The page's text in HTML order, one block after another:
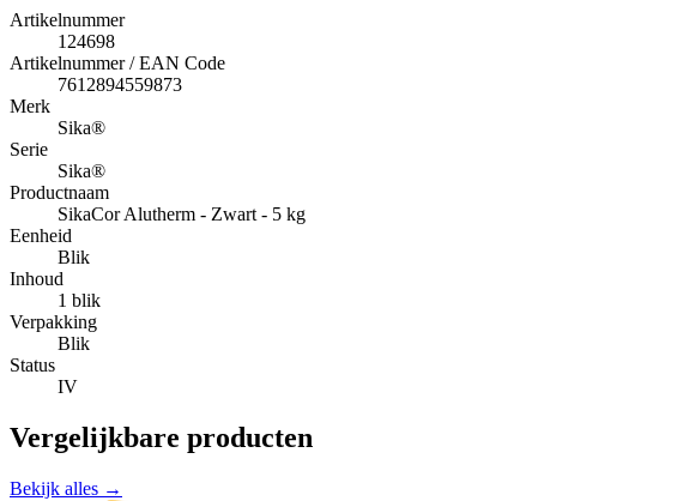
Artikelnummer
124698
Artikelnummer / EAN Code
7612894559873
Merk
Sika®
Serie
Sika®
Productnaam
SikaCor Alutherm - Zwart - 5 kg
Eenheid
Blik
Inhoud
1 blik
Verpakking
Blik
Status
IV
Vergelijkbare producten
Bekijk alles →